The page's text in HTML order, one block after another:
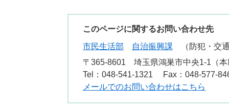
このページに関するお問い合わせ先
市民生活部
自治振興課
防犯・交
〒365-8601
埼玉県鴻巣市中央1-1（本
Tel：048-541-1321
Fax：048-577-
メールでのお問い合わせはこちら